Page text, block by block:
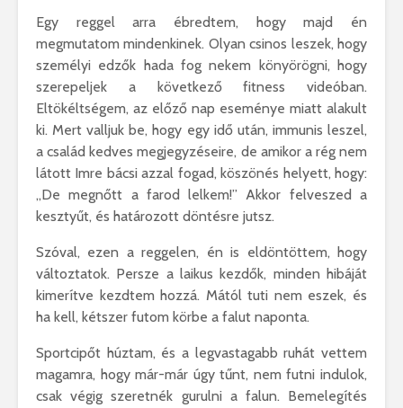
Egy reggel arra ébredtem, hogy majd én
megmutatom mindenkinek. Olyan csinos leszek, hogy
személyi edzők hada fog nekem könyörögni, hogy
szerepeljek a következő fitness videóban.
Eltökéltségem, az előző nap eseménye miatt alakult
ki. Mert valljuk be, hogy egy idő után, immunis leszel,
a család kedves megjegyzéseire, de amikor a rég nem
látott Imre bácsi azzal fogad, köszönés helyett, hogy:
,,De megnőtt a farod lelkem!” Akkor felveszed a
kesztyűt, és határozott döntésre jutsz.
Szóval, ezen a reggelen, én is eldöntöttem, hogy
változtatok. Persze a laikus kezdők, minden hibáját
kimerítve kezdtem hozzá. Mától tuti nem eszek, és
ha kell, kétszer futom körbe a falut naponta.
Sportcipőt húztam, és a legvastagabb ruhát vettem
magamra, hogy már-már úgy tűnt, nem futni indulok,
csak végig szeretnék gurulni a falun. Bemelegítés